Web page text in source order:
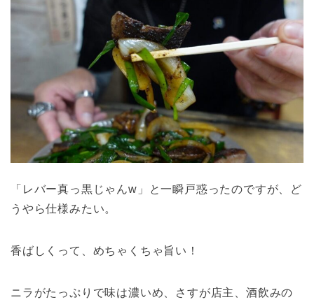
「レバー真っ黒じゃんw」と一瞬戸惑ったのですが、ど
うやら仕様みたい。
香ばしくって、めちゃくちゃ旨い！
ニラがたっぷりで味は濃いめ、さすが店主、酒飲みの